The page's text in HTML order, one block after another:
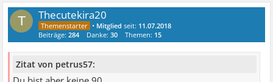
T Thecutekira20
• Mitglied seit: 11.07.2018
Beiträge:284 Danke:30 Themen: 15
Zitat von petrus57: